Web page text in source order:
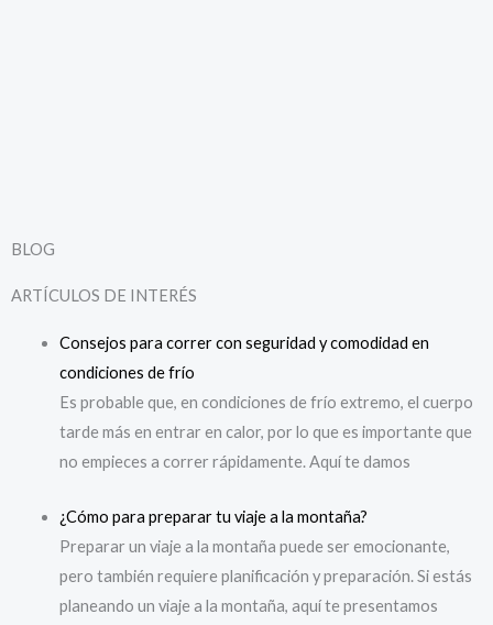
BLOG
ARTÍCULOS DE INTERÉS
Consejos para correr con seguridad y comodidad en
condiciones de frío
Es probable que, en condiciones de frío extremo, el cuerpo
tarde más en entrar en calor, por lo que es importante que
no empieces a correr rápidamente. Aquí te damos
¿Cómo para preparar tu viaje a la montaña?
Preparar un viaje a la montaña puede ser emocionante,
pero también requiere planificación y preparación. Si estás
planeando un viaje a la montaña, aquí te presentamos